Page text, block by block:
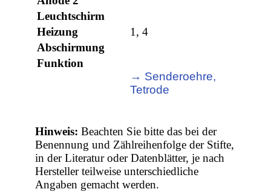
Leuchtschirm
Heizung
1, 4
Abschirmung
Funktion
→ Senderoehre,
Tetrode
Hinweis: Beachten Sie bitte das bei der
Benennung und Zählreihenfolge der Stifte,
in der Literatur oder Datenblätter, je nach
Hersteller teilweise unterschiedliche
Angaben gemacht werden.